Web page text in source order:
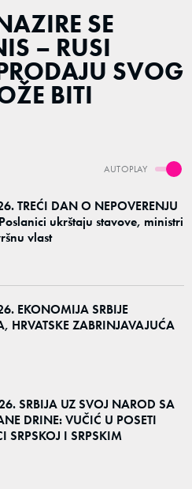
SE
– RUSI
SVOG
BITI
AUTOPLAY
TREĆI DAN O NEPOVERENJU
ukrštaju stavove, ministri
vlast
EKONOMIJA SRBIJE
HRVATSKE ZABRINJAVAJUĆA
SRBIJA UZ SVOJ NAROD SA
DRINE: VUČIĆ U POSETI
SRPSKOJ I SRPSKIM
SREDINAMA